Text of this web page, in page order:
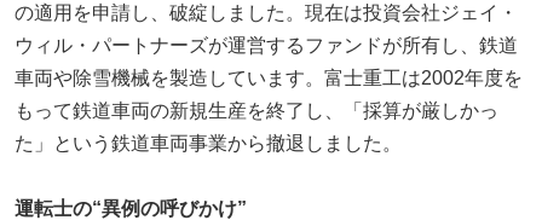
の適用を申請し、破綻しました。現在は投資会社ジェイ・
ウィル・パートナーズが運営するファンドが所有し、鉄道
車両や除雪機械を製造しています。富士重工は2002年度を
もって鉄道車両の新規生産を終了し、「採算が厳しかっ
た」という鉄道車両事業から撤退しました。
運転士の“異例の呼びかけ”